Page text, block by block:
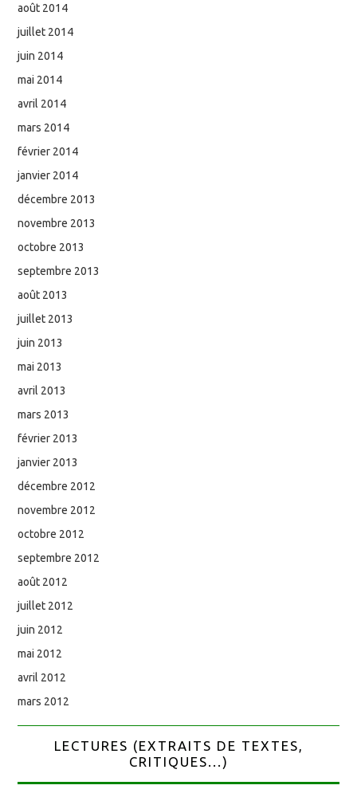
août 2014
juillet 2014
juin 2014
mai 2014
avril 2014
mars 2014
février 2014
janvier 2014
décembre 2013
novembre 2013
octobre 2013
septembre 2013
août 2013
juillet 2013
juin 2013
mai 2013
avril 2013
mars 2013
février 2013
janvier 2013
décembre 2012
novembre 2012
octobre 2012
septembre 2012
août 2012
juillet 2012
juin 2012
mai 2012
avril 2012
mars 2012
LECTURES (EXTRAITS DE TEXTES,
CRITIQUES...)